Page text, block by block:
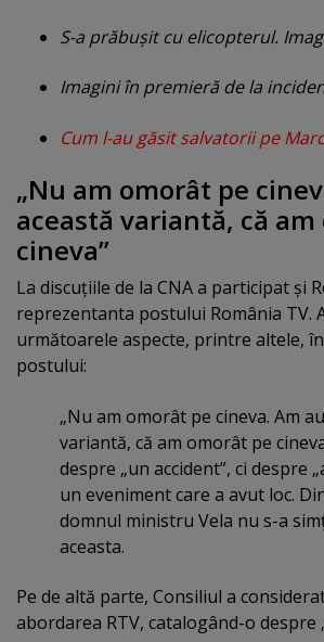
S-a prăbuşit cu elicopterul.
Imagini în premieră de la
Cum l-au găsit salvatorii pe
„Nu am omorât pe
această variantă, că
cineva”
La discuţiile de la CNA a participat şi
reprezentanta postului România TV.
următoarele aspecte, printre altele,
postului:
„Nu am omorât pe cineva. Am
variantă, că am omorât pe
despre „un accident”, ci despre
un eveniment care a avut loc.
domnul ministru Vela nu s-a
aceasta.
Pe de altă parte, Consiliul a
abordarea RTV, catalogând-o despre